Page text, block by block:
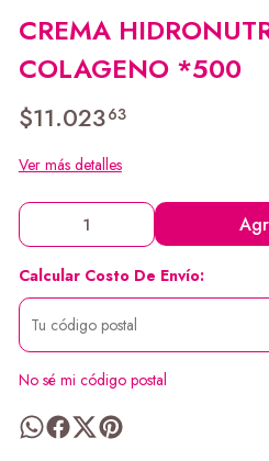
CREMA
COLAGENO *500
$11.02363
Ver más detalles
Calcular Costo De Envío:
No sé mi código postal